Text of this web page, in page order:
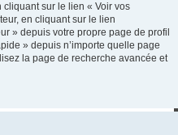
sur le lien « Voir vos
en cliquant sur le lien
» depuis votre propre page de profil
» depuis n’importe quelle page
la page de recherche avancée et